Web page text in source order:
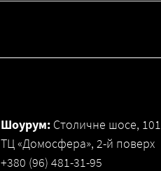
Шоурум: Столичне шосе, 101
ТЦ «Домосфера», 2-й поверх
+380 (96) 481-31-95